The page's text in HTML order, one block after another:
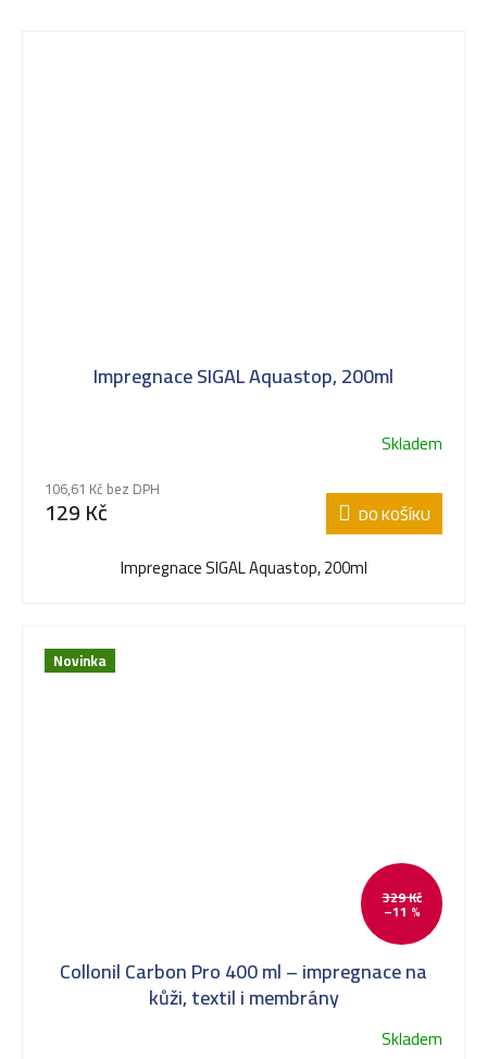
Impregnace SIGAL Aquastop, 200ml
Skladem
106,61 Kč bez DPH
129 Kč DO KOŠÍKU
Impregnace SIGAL Aquastop, 200ml
Novinka
329 Kč
–11 %
Collonil Carbon Pro 400 ml – impregnace na
kůži, textil i membrány
Skladem